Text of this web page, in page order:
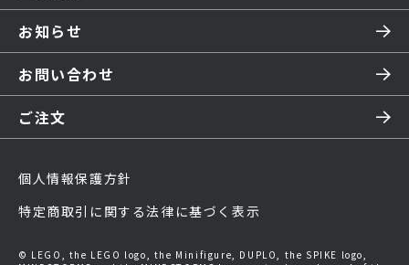
お知らせ
お問い合わせ
ご注文
個人情報保護方針
特定商取引に関する法律に基づく表示
© LEGO, the LEGO logo, the Minifigure, DUPLO, the SPIKE logo,